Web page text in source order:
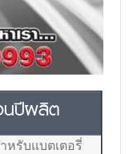
นปีผลิต
หรับแบตเตอรี่